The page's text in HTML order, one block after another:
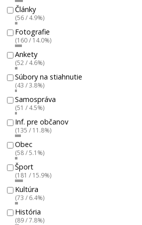
Články
(56 / 4.9%)
Fotografie
(160 / 14.0%)
Ankety
(52 / 4.6%)
Súbory na stiahnutie
(43 / 3.8%)
Samospráva
(51 / 4.5%)
Inf. pre občanov
(135 / 11.8%)
Obec
(58 / 5.1%)
Šport
(181 / 15.9%)
Kultúra
(73 / 6.4%)
História
(89 / 7.8%)